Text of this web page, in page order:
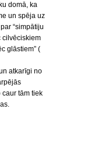
domā, ka
un spēja uz
“simpātiju
cilvēciskiem
glāstiem” (
atkarīgi no
tām tiek